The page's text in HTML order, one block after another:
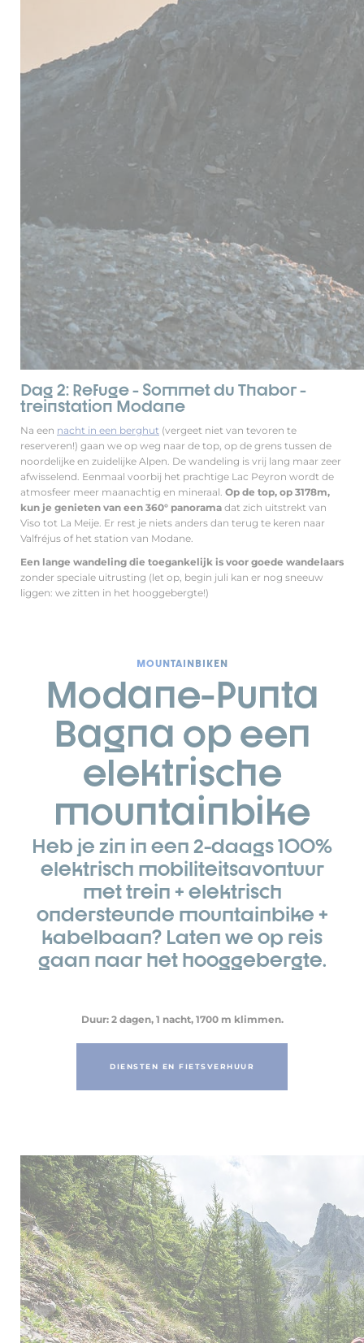
Dag 2: Refuge - Sommet du Thabor -
treinstation Modane
Na een nacht in een berghut (vergeet niet van tevoren te
reserveren!) gaan we op weg naar de top, op de grens tussen de
noordelijke en zuidelijke Alpen. De wandeling is vrij lang maar zeer
afwisselend. Eenmaal voorbij het prachtige Lac Peyron wordt de
atmosfeer meer maanachtig en mineraal. Op de top, op 3178m,
kun je genieten van een 360° panorama dat zich uitstrekt van
Viso tot La Meije. Er rest je niets anders dan terug te keren naar
Valfréjus of het station van Modane.
Een lange wandeling die toegankelijk is voor goede wandelaars
zonder speciale uitrusting (let op, begin juli kan er nog sneeuw
liggen: we zitten in het hooggebergte!)
MOUNTAINBIKEN
Modane-Punta
Bagna op een
elektrische
mountainbike
Heb je zin in een 2-daags 100%
elektrisch mobiliteitsavontuur
met trein + elektrisch
ondersteunde mountainbike +
kabelbaan? Laten we op reis
gaan naar het hooggebergte.
Duur: 2 dagen, 1 nacht, 1700 m klimmen.
DIENSTEN EN FIETSVERHUUR